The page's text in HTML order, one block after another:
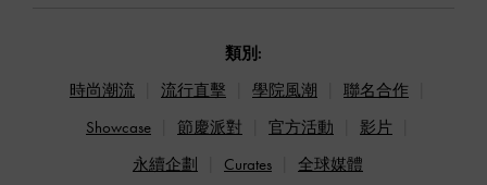
類別:
時尚潮流
流行直擊 學院風潮
聯名合作
Showcase
節慶派對 官方活動
影片
永續企劃
Curates 全球媒體